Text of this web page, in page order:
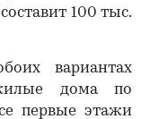
100 тыс.
вариантах
дома по
первые этажи